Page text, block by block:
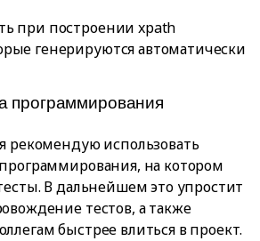
при построении xpath
генерируются автоматически
программирования
рекомендую использовать
на котором
В дальнейшем это упростит
тестов, а также
быстрее влиться в проект.